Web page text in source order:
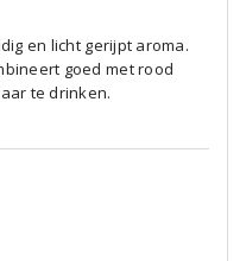
en licht gerijpt aroma.
goed met rood
te drinken.